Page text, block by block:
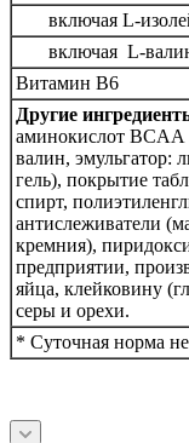
включая L-
включая L-
Витамин В6
Другие
аминокислот
валин, эмульгатор:
гель), покрытие
спирт,
антислеживатели
кремния),
предприятии,
яйца, клейковину
серы и орехи.
* Суточная норма